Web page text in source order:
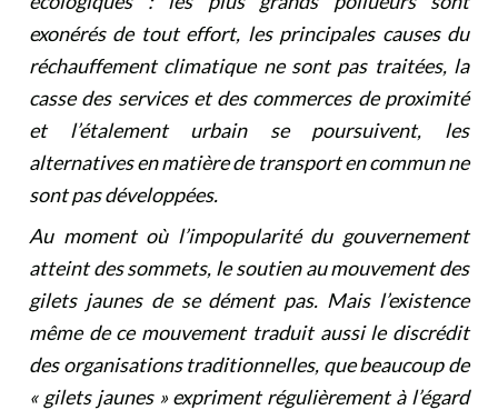
exonérés de tout effort, les principales causes du
réchauffement climatique ne sont pas traitées, la
casse des services et des commerces de proximité
et l’étalement urbain se poursuivent, les
alternatives en matière de transport en commun ne
sont pas développées.
Au moment où l’impopularité du gouvernement
atteint des sommets, le soutien au mouvement des
gilets jaunes de se dément pas. Mais l’existence
même de ce mouvement traduit aussi le discrédit
des organisations traditionnelles, que beaucoup de
« gilets jaunes » expriment régulièrement à l’égard